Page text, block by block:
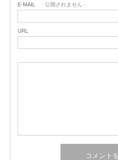
E-MAIL - 公開されません -
URL